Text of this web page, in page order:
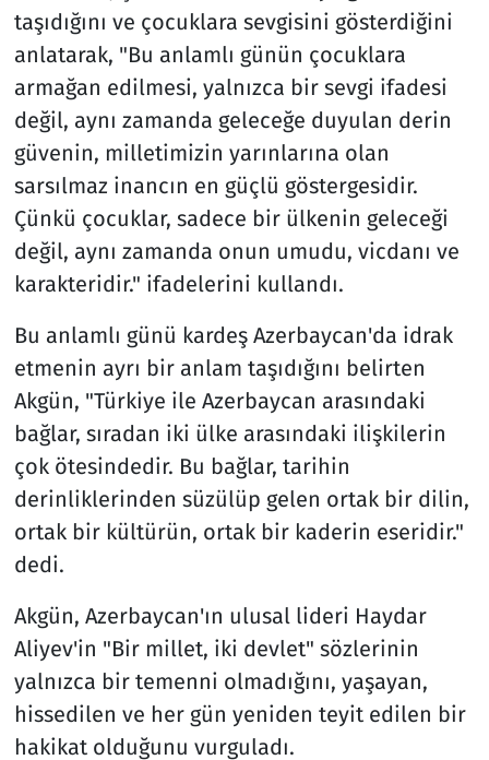
taşıdığını ve çocuklara sevgisini gösterdiğini
anlatarak, "Bu anlamlı günün çocuklara
armağan edilmesi, yalnızca bir sevgi ifadesi
değil, aynı zamanda geleceğe duyulan derin
güvenin, milletimizin yarınlarına olan
sarsılmaz inancın en güçlü göstergesidir.
Çünkü çocuklar, sadece bir ülkenin geleceği
değil, aynı zamanda onun umudu, vicdanı ve
karakteridir." ifadelerini kullandı.
Bu anlamlı günü kardeş Azerbaycan'da idrak
etmenin ayrı bir anlam taşıdığını belirten
Akgün, "Türkiye ile Azerbaycan arasındaki
bağlar, sıradan iki ülke arasındaki ilişkilerin
çok ötesindedir. Bu bağlar, tarihin
derinliklerinden süzülüp gelen ortak bir dilin,
ortak bir kültürün, ortak bir kaderin eseridir."
dedi.
Akgün, Azerbaycan'ın ulusal lideri Haydar
Aliyev'in "Bir millet, iki devlet" sözlerinin
yalnızca bir temenni olmadığını, yaşayan,
hissedilen ve her gün yeniden teyit edilen bir
hakikat olduğunu vurguladı.